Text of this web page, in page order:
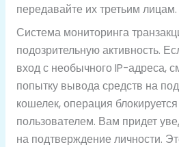
передавайте их третьим лицам.
Система мониторинга
подозрительную активность.
вход с необычного IP-адреса,
попытку вывода средств на
кошелек, операция
пользователем. Вам придет
на подтверждение личности.